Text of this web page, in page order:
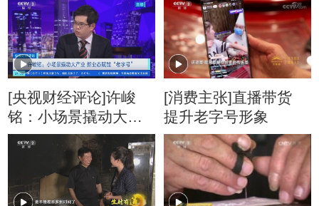
[央视财经评论]许峻
铭：小场景撬动大产
业 新业态赋能“老字
[消费主张]直播带货
提升老字号形象